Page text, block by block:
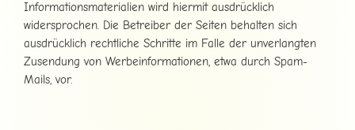
Informationsmaterialien wird hiermit ausdrücklich
widersprochen. Die Betreiber der Seiten behalten sich
ausdrücklich rechtliche Schritte im Falle der unverlangten
Zusendung von Werbeinformationen, etwa durch Spam-
Mails, vor.